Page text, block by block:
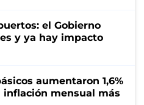
el Gobierno
y ya hay impacto
aumentaron 1,6%
mensual más